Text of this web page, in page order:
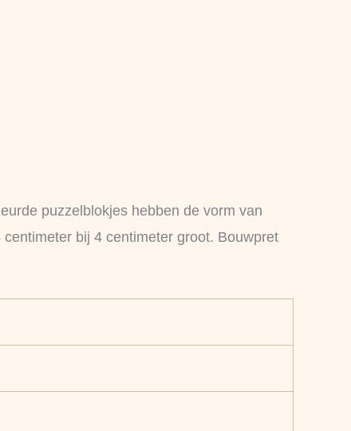
puzzelblokjes hebben de vorm van
bij 4 centimeter groot. Bouwpret